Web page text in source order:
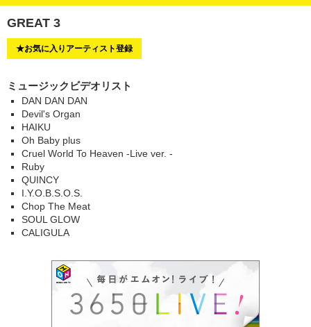
GREAT 3
★お気に入りアーティスト登録
ミュージックビデオリスト
DAN DAN DAN
Devil's Organ
HAIKU
Oh Baby plus
Cruel World To Heaven -Live ver. -
Ruby
QUINCY
I.Y.O.B.S.O.S.
Chop The Meat
SOUL GLOW
CALIGULA